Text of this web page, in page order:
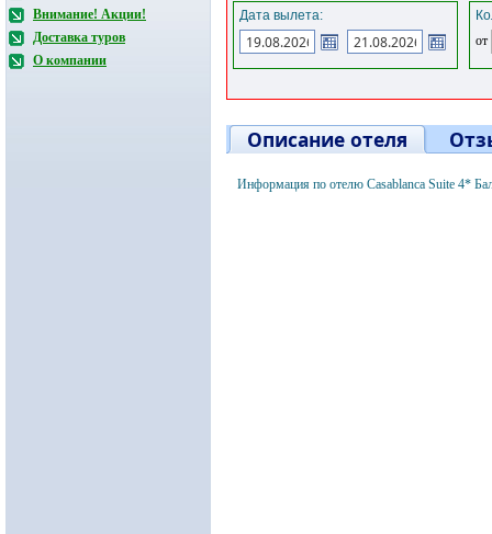
Внимание! Акции!
Доставка туров
О компании
Дата вылета:
от
Описание отеля
Информация по отелю Casablanca Suite 4*